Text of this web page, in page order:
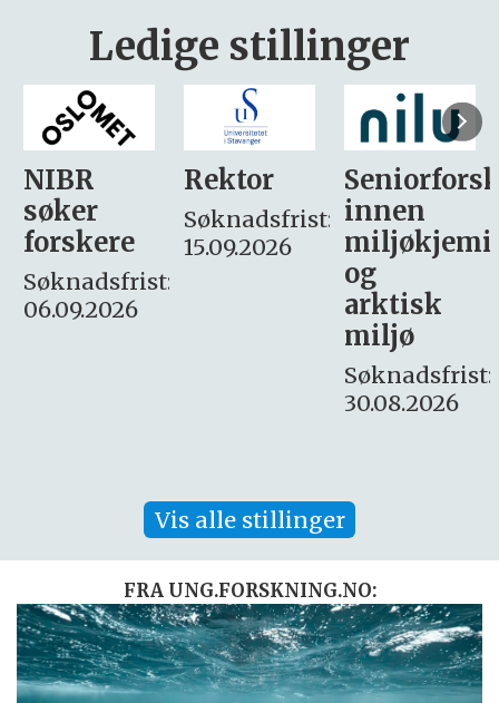
Ledige stillinger
Rektor
Søknadsfrist:
15.09.2026
Seniorforsker
innen
miljøkjemi
søker
– fast
Søknadsfrist:
16. august.
Vis alle stillinger
FRA UNG.FORSKNING.NO: